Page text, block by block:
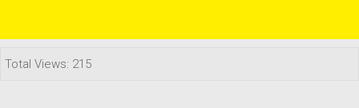
Total Views: 215